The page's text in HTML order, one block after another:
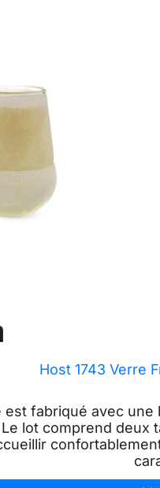
Host 1743 Verre
est fabriqué avec
lot comprend deux